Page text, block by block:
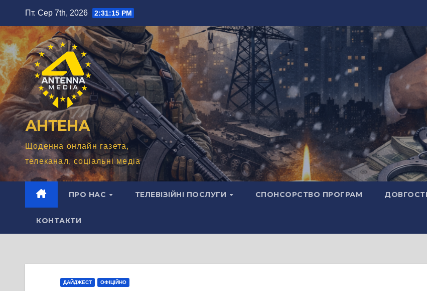
вмісту
Пт. Сер 7th, 2026 2:31:17 PM
АНТЕНА
Щоденна онлайн газета,
телеканал, соціальні медіа
ПРО НАС ТЕЛЕВІЗІЙНІ ПОСЛУГИ СПОНСОРСТВО ПРОГРАМ
КОНТАКТИ
ДАЙДЖЕСТ ОФІЦІЙНО